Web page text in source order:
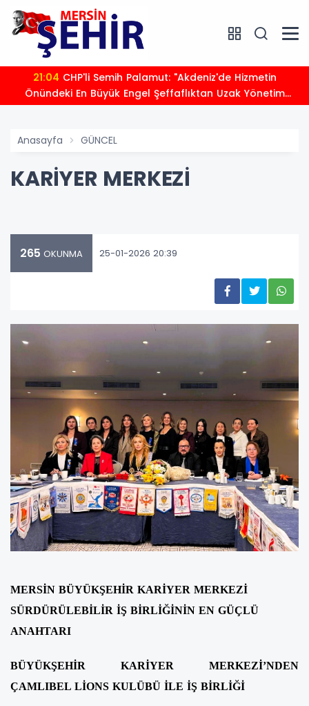
21:04
Önündeki En Büyük Engel Şeffaflıktan Uzak Yönetim
Anlayışıdır"
Anasayfa GÜNCEL
KARİYER MERKEZİ
265 OKUNMA 25-01-2026 20:39
MERSİN BÜYÜKŞEHİR KARİYER MERKEZİ
SÜRDÜRÜLEBİLİR İŞ BİRLİĞİNİN EN GÜÇLÜ
ANAHTARI
BÜYÜKŞEHİR KARİYER MERKEZİ’NDEN
ÇAMLIBEL LİONS KULÜBÜ İLE İŞ BİRLİĞİ